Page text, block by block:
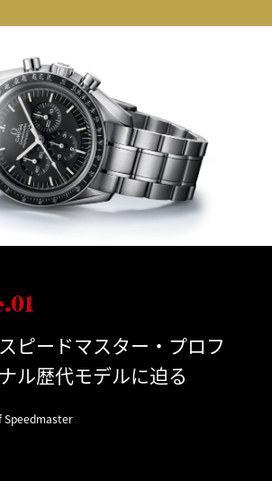
ピードマスター・プロフ
ル歴代モデルに迫る
Speedmaster